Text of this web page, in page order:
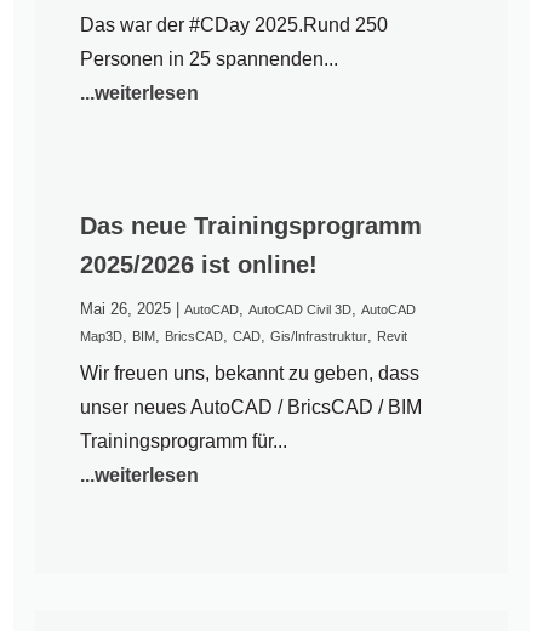
Das war der #CDay 2025.Rund 250
Personen in 25 spannenden...
...weiterlesen
Das neue Trainingsprogramm
2025/2026 ist online!
Mai 26, 2025 |AutoCAD ,AutoCAD Civil 3D ,AutoCAD
Map3D
BIM BricsCAD ,CAD ,Gis/Infrastruktur Revit
Wir freuen uns, bekannt zu geben, dass
unser neues AutoCAD / BricsCAD / BIM
Trainingsprogramm für...
...weiterlesen